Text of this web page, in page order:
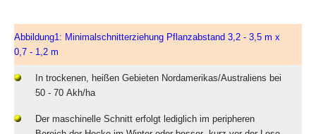
Abbildung1: Minimalschnitterziehung Pflanzabstand 3,2 - 3,5 m x
0,7 - 1,2 m
In trockenen, heißen Gebieten Nordamerikas/Australiens bei
50 - 70 Akh/ha
Der maschinelle Schnitt erfolgt lediglich im peripheren